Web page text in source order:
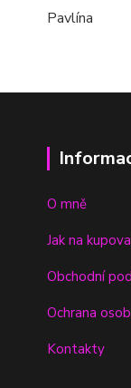
Pavlína
O mně
Jak na
Obchodní
Ochrana
Kontakty